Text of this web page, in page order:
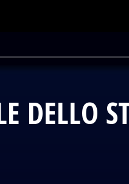
DELLO